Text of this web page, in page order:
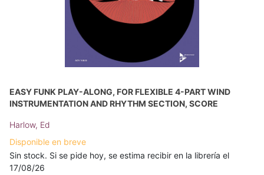
EASY FUNK PLAY-ALONG, FOR FLEXIBLE 4-PART WIND
INSTRUMENTATION AND RHYTHM SECTION, SCORE
Harlow, Ed
Disponible en breve
Sin stock. Si se pide hoy, se estima recibir en la librería el
17/08/26